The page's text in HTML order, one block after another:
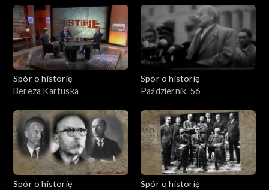
Spór o historię
Bereza Kartuska
Spór o historię
Październik '56
Spór o historię
Spór o historię